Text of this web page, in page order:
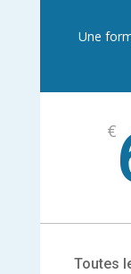
Une
€
Toutes